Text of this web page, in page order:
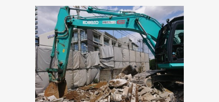
c
e
b
o
o
k
e